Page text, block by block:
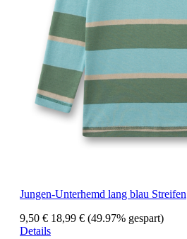
Jungen-Unterhemd lang blau Streifen
9,50 € 18,99 € (49.97% gespart)
Details